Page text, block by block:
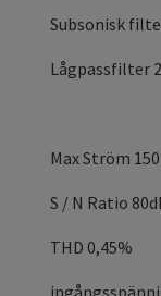
Subsonisk
Lågpassfilter
Max Ström 150
S / N Ratio
THD 0,45%